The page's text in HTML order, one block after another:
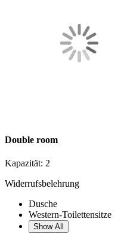
Double room
Kapazität: 2
Widerrufsbelehrung
Dusche
Western-Toilettensitze
Show All